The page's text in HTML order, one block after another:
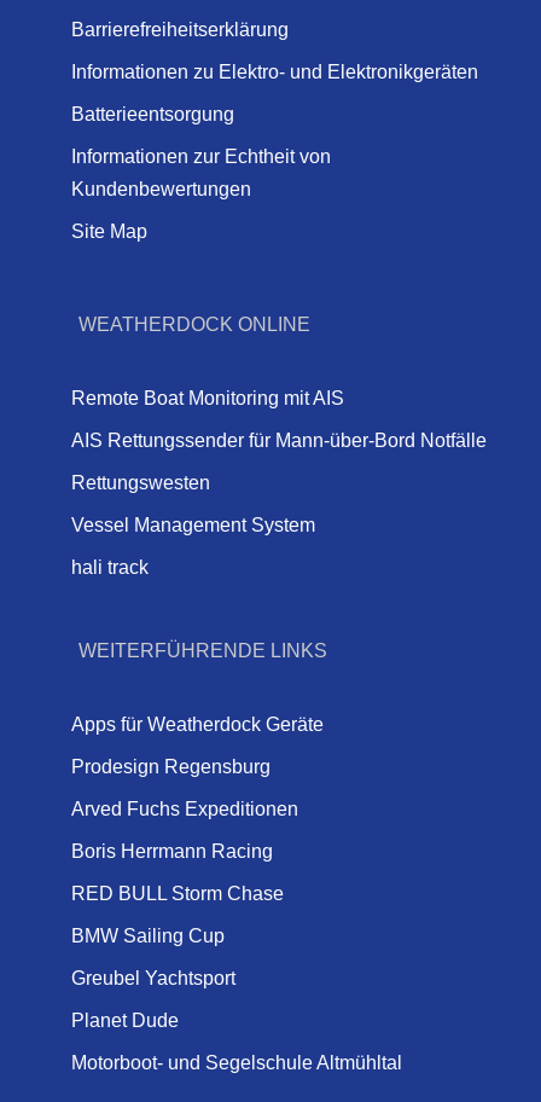
Barrierefreiheitserklärung
Informationen zu Elektro- und Elektronikgeräten
Batterieentsorgung
Informationen zur Echtheit von
Kundenbewertungen
Site Map
WEATHERDOCK ONLINE
Remote Boat Monitoring mit AIS
AIS Rettungssender für Mann-über-Bord Notfälle
Rettungswesten
Vessel Management System
hali track
WEITERFÜHRENDE LINKS
Apps für Weatherdock Geräte
Prodesign Regensburg
Arved Fuchs Expeditionen
Boris Herrmann Racing
RED BULL Storm Chase
BMW Sailing Cup
Greubel Yachtsport
Planet Dude
Motorboot- und Segelschule Altmühltal